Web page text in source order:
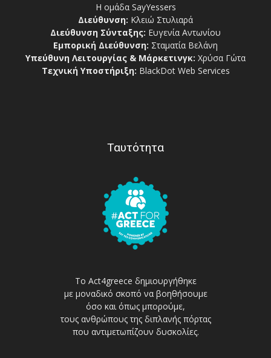
Η ομάδα SayYessers
Διεύθυνση: Κλειώ Στυλιαρά
Διεύθυνση Σύνταξης: Ευγενία Αντωνίου
Εμπορική Διεύθυνση: Σταματία Βελάνη
Υπεύθυνη Λειτουργίας & Μάρκετινγκ: Χρύσα Γώτα
Τεχνική Υποστήριξη: BlackDot Web Services
Ταυτότητα
Το Act4greece δημιουργήθηκε
με μοναδικό σκοπό να βοηθήσουμε
όσο και όπως μπορούμε,
τους ανθρώπους της διπλανής πόρτας
που αντιμετωπίζουν δυσκολίες.